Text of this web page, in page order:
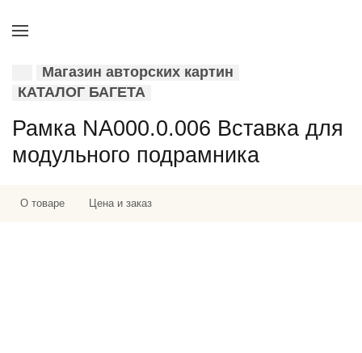
Магазин авторских картин
КАТАЛОГ БАГЕТА
Рамка NA000.0.006 Вставка для
модульного подрамника
О товаре Цена и заказ